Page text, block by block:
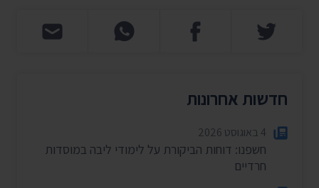
חדשות אחרונות
4 באוגוסט 2026
חשפנו: דוחות הביקורת על לימודי ליבה במוסדות
חרדיים